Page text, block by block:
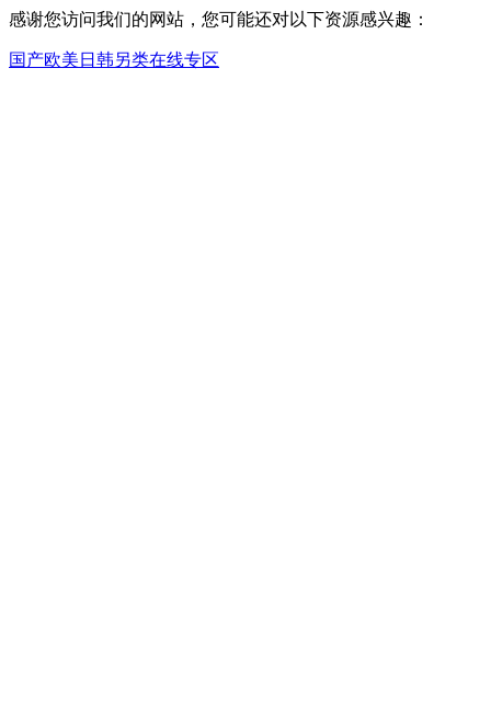
感谢您访问我们的网站，您可能还对以下资源感兴趣：
国产欧美日韩另类在线专区